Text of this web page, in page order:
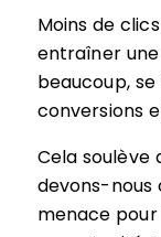
Moins de
entraîner
beaucoup,
conversions
Cela soulève
devons-nous
menace pour